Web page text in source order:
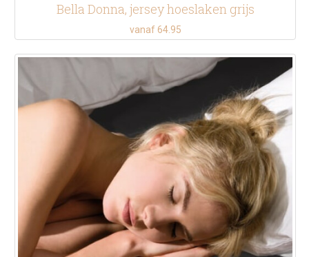
Bella Donna, jersey hoeslaken grijs
vanaf 64.95